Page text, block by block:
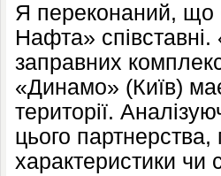
Я переконаний,
Нафта»
заправних
«Динамо» (Київ)
території.
цього партнерства,
характеристики чи